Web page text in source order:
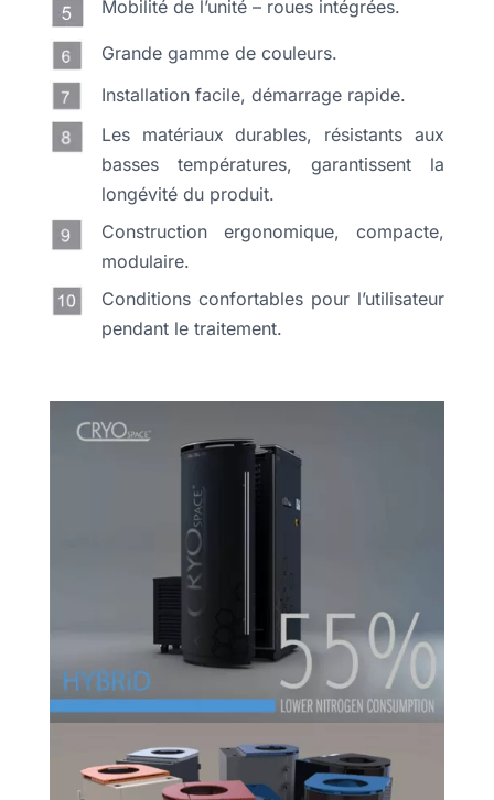
Mobilité de l’unité – roues intégrées.
Grande gamme de couleurs.
Installation facile, démarrage rapide.
Les matériaux durables, résistants aux
basses températures, garantissent la
longévité du produit.
Construction ergonomique, compacte,
modulaire.
Conditions confortables pour l’utilisateur
pendant le traitement.